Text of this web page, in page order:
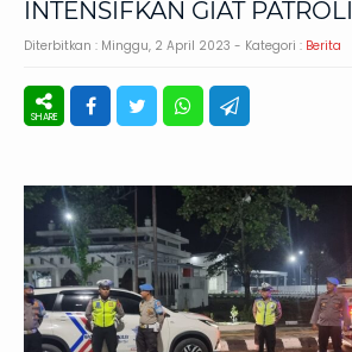
INTENSIFKAN GIAT PATROLI
Diterbitkan : Minggu, 2 April 2023 - Kategori : Berita